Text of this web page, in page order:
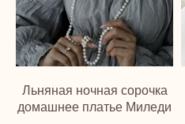
Льняная ночная сорочка
домашнее платье Миледи